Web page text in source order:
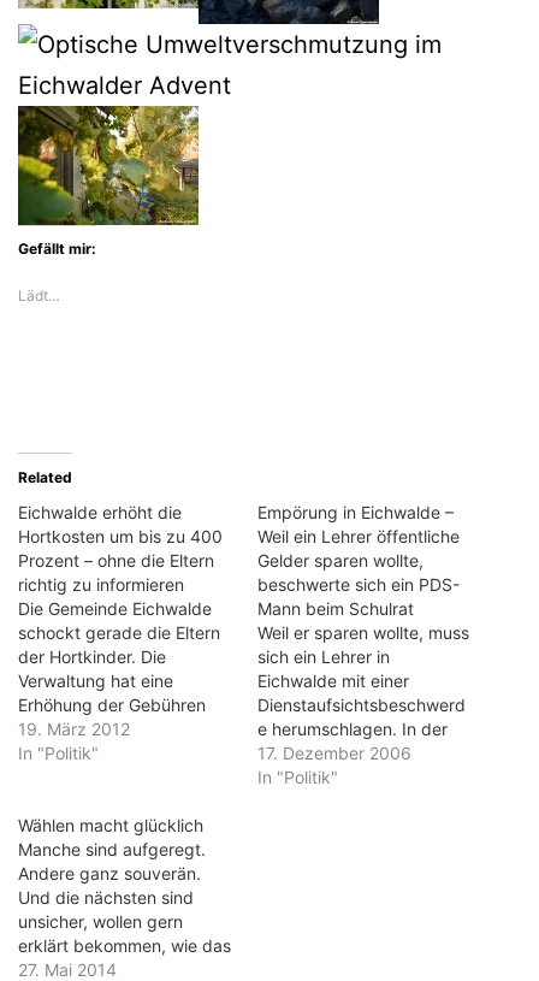
Gefällt mir:
Lädt…
Related
Eichwalde erhöht die
Hortkosten um bis zu 400
Prozent – ohne die Eltern
richtig zu informieren
Die Gemeinde Eichwalde
schockt gerade die Eltern
der Hortkinder. Die
Verwaltung hat eine
Erhöhung der Gebühren
ausgearbeitet und die
Gemeindevertreter haben
Vorgang, vor allem, wenn
die Gebühren recht niedrig
sind. Nicht normal ist aber
das Ausmaß der Erhöhung:
Bis zu 400 Prozent…
19. März 2012
In "Politik"
Empörung in Eichwalde –
Weil ein Lehrer öffentliche
Gelder sparen wollte,
beschwerte sich ein PDS-
Mann beim Schulrat
Weil er sparen wollte, muss
sich ein Lehrer in
Eichwalde mit einer
Dienstaufsichtsbeschwerd
e herumschlagen. In der
idyllischen Gemeinde am
Berliner Stadtrand führte
17. Dezember 2006
In "Politik"
Wählen macht glücklich
Manche sind aufgeregt.
Andere ganz souverän.
Und die nächsten sind
unsicher, wollen gern
erklärt bekommen, wie das
mit den drei Stimmen bei
27. Mai 2014